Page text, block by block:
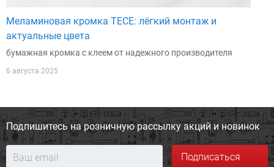
Меламиновая кромка TECE: лёгкий монтаж и
актуальные цвета
бумажная кромка с клеем от надежного производителя
6 августа 2025
Подпишитесь на розничную рассылку акций и новинок
Подписаться